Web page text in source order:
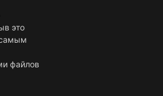
это
файлов